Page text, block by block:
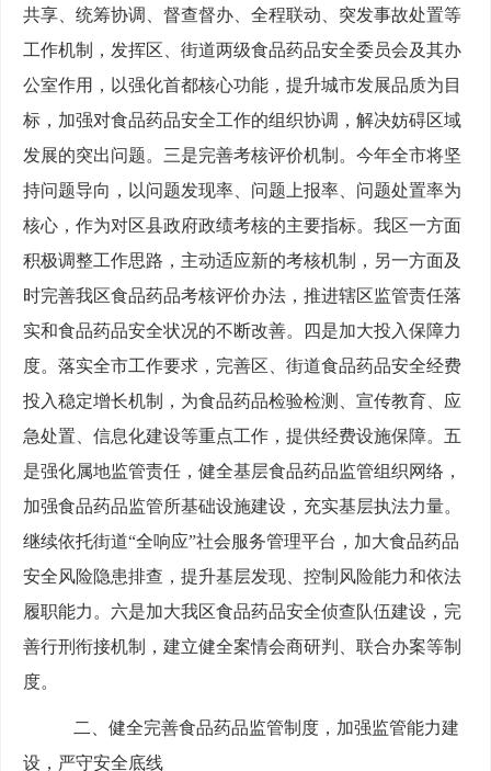
共享、统筹协调、督查督办、全程联动、突发事故处置等
工作机制，发挥区、街道两级食品药品安全委员会及其办
公室作用，以强化首都核心功能，提升城市发展品质为目
标，加强对食品药品安全工作的组织协调，解决妨碍区域
发展的突出问题。三是完善考核评价机制。今年全市将坚
持问题导向，以问题发现率、问题上报率、问题处置率为
核心，作为对区县政府政绩考核的主要指标。我区一方面
积极调整工作思路，主动适应新的考核机制，另一方面及
时完善我区食品药品考核评价办法，推进辖区监管责任落
实和食品药品安全状况的不断改善。四是加大投入保障力
度。落实全市工作要求，完善区、街道食品药品安全经费
投入稳定增长机制，为食品药品检验检测、宣传教育、应
急处置、信息化建设等重点工作，提供经费设施保障。五
是强化属地监管责任，健全基层食品药品监管组织网络，
加强食品药品监管所基础设施建设，充实基层执法力量。
继续依托街道“全响应”社会服务管理平台，加大食品药品
安全风险隐患排查，提升基层发现、控制风险能力和依法
履职能力。六是加大我区食品药品安全侦查队伍建设，完
善行刑衔接机制，建立健全案情会商研判、联合办案等制
度。
二、健全完善食品药品监管制度，加强监管能力建
设，严守安全底线